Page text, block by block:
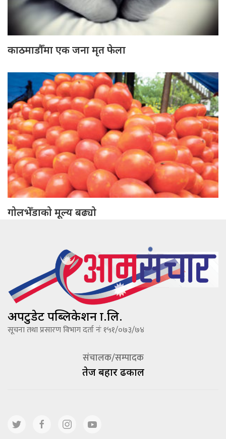
काठमाडौँमा एक जना मृत फेला
गोलभेँडाको मूल्य बढ्यो
अपटुडेट पब्लिकेशन प्रा.लि.
सूचना तथा प्रसारण विभाग दर्ता नंः १५१/०७३/७४
संचालक/सम्पादक
तेज बहादूर ढकाल